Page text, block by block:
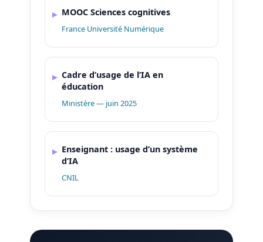
MOOC Sciences cognitives
France Université Numérique
Cadre d’usage de l’IA en
éducation
Ministère — juin 2025
Enseignant : usage d’un système
d’IA
CNIL